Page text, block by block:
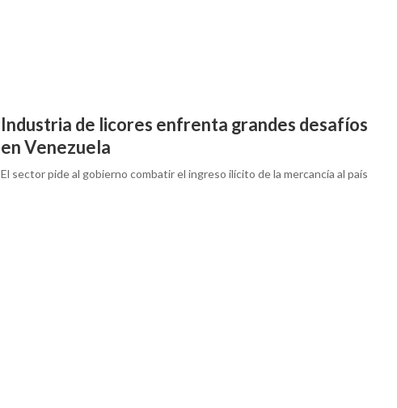
Industria de licores enfrenta grandes desafíos
en Venezuela
El sector pide al gobierno combatir el ingreso ilícito de la mercancía al país